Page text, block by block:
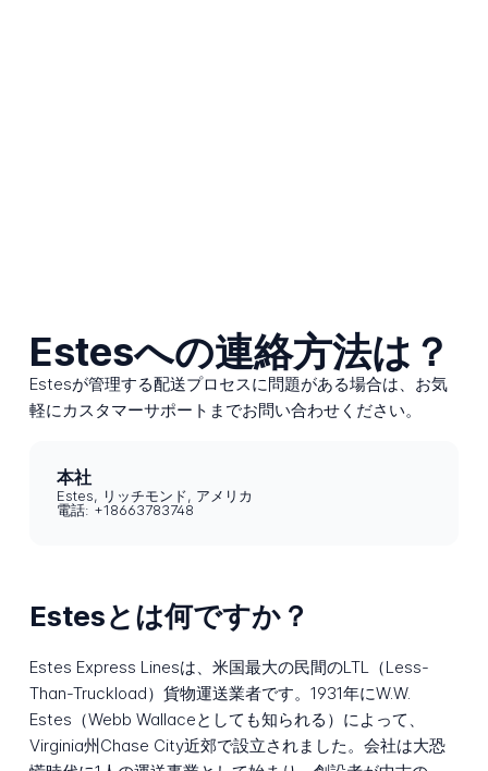
Estesへの連絡方法は？
Estesが管理する配送プロセスに問題がある場合は、お気
軽にカスタマーサポートまでお問い合わせください。
本社
Estes, リッチモンド, アメリカ
電話: +18663783748
Estesとは何ですか？
Estes Express Linesは、米国最大の民間のLTL（Less-
Than-Truckload）貨物運送業者です。1931年にW.W.
Estes（Webb Wallaceとしても知られる）によって、
Virginia州Chase City近郊で設立されました。会社は大恐